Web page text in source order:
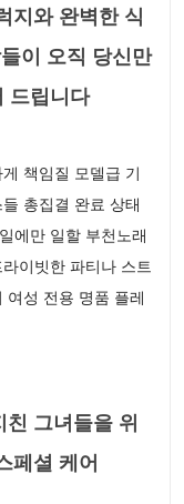
지와 완벽한 식
이 오직 당신만
드립니다
책임질 모델급 기
총집결 완료 상태
에만 일할 부천노래
이빗한 파티나 스트
성 전용 명품 플레
그녀들을 위
페셜 케어